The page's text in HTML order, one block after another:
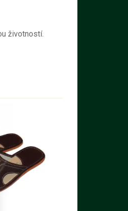
životností.